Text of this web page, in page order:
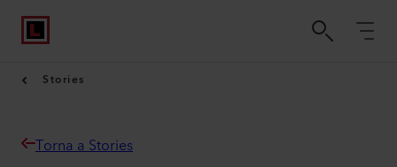
Stories
Torna a Stories